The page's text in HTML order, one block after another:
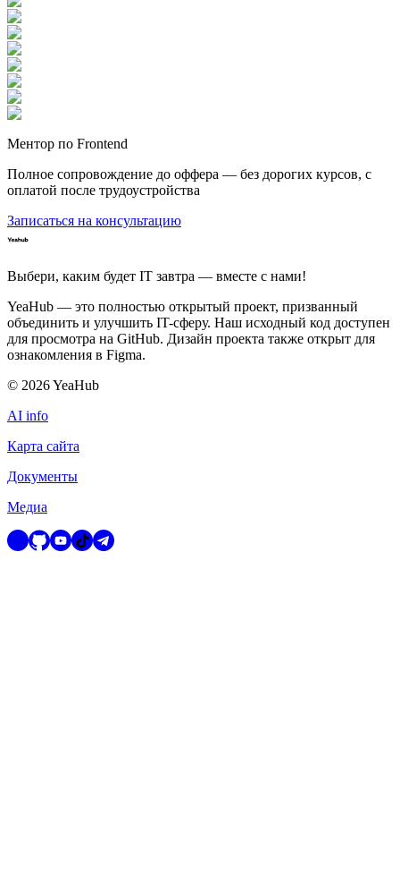
Ментор по Frontend
Полное сопровождение до оффера — без дорогих курсов, с
оплатой после трудоустройства
Записаться на консультацию
Выбери, каким будет IT завтра — вместе c нами!
YeaHub — это полностью открытый проект, призванный
объединить и улучшить IT-сферу. Наш исходный код доступен
для просмотра на GitHub. Дизайн проекта также открыт для
ознакомления в Figma.
© 2026YeaHub
AI info
Карта сайта
Документы
Медиа